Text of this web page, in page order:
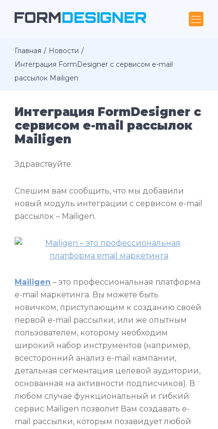
Главная
Новости
Интеграция FormDesigner с сервисом e-mail
рассылок Mailigen
Интеграция FormDesigner с
сервисом e-mail рассылок
Mailigen
Здравствуйте.
Спешим вам сообщить, что мы добавили
новый модуль интеграции с сервисом e-mail
рассылок – Mailigen.
Mailigen – это профессиональная платформа
e-mail маркетинга. Вы можете быть
новичком, приступающим к созданию своей
первой e-mail рассылки, или же опытным
пользователем, которому необходим
широкий набор инструментов (например,
всесторонний анализ e-mail кампании,
детальная сегментация целевой аудитории,
основанная на активности подписчиков). В
любом случае функциональный и гибкий
сервис Mailigen позволит Вам создавать e-
mail рассылки, которым позавидует любой